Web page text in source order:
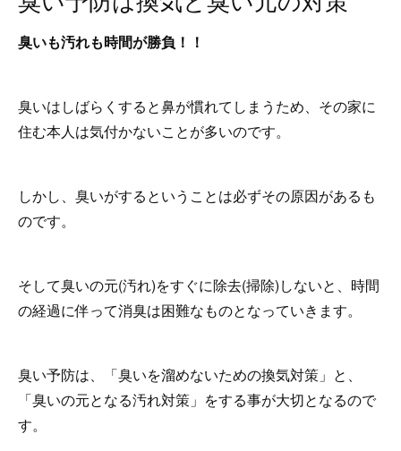
臭いも汚れも時間が勝負！！
臭いはしばらくすると鼻が慣れてしまうため、その家に
住む本人は気付かないことが多いのです。
しかし、臭いがするということは必ずその原因があるも
のです。
そして臭いの元(汚れ)をすぐに除去(掃除)しないと、時間
の経過に伴って消臭は困難なものとなっていきます。
臭い予防は、「臭いを溜めないための換気対策」と、
「臭いの元となる汚れ対策」をする事が大切となるので
す。